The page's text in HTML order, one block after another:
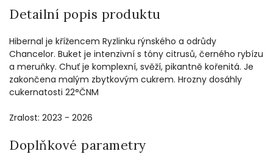
Detailní popis produktu
Hibernal je křížencem Ryzlinku rýnského a odrůdy
Chancelor. Buket je intenzivní s tóny citrusů, černého rybízu
a meruňky. Chuť je komplexní, svěží, pikantně kořenitá. Je
zakončena malým zbytkovým cukrem. Hrozny dosáhly
cukernatosti 22°ČNM
Zralost: 2023 - 2026
Doplňkové parametry